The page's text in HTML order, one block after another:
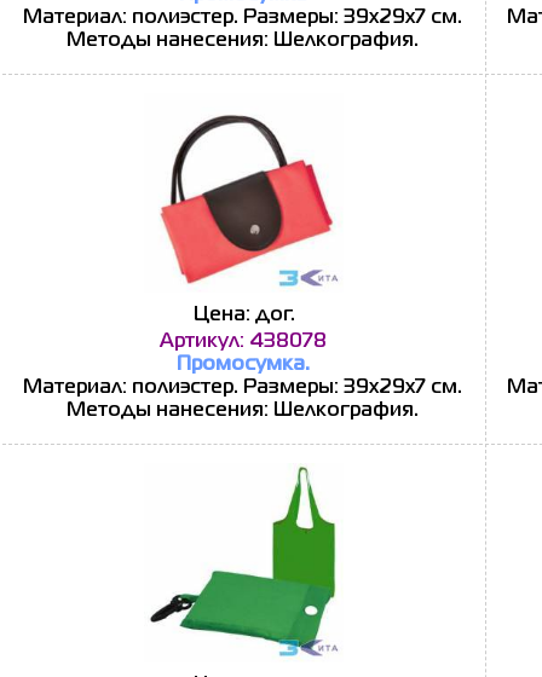
Материал: полиэстер. Размеры: 39х29х7 см.
Методы нанесения: Шелкография.
Цена: дог.
Артикул: 438078
Промосумка.
Материал: полиэстер. Размеры: 39х29х7 см.
Методы нанесения: Шелкография.